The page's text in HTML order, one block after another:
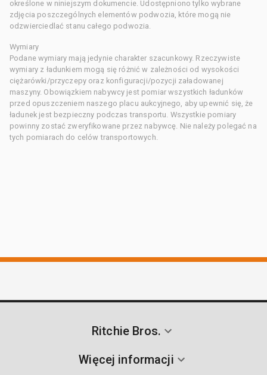
określone w niniejszym dokumencie. Udostępniono tylko wybrane
zdjęcia poszczególnych elementów podwozia, które mogą nie
odzwierciedlać stanu całego podwozia.
Wymiary
Podane wymiary mają jedynie charakter szacunkowy. Rzeczywiste
wymiary z ładunkiem mogą się różnić w zależności od wysokości
ciężarówki/przyczepy oraz konfiguracji/pozycji załadowanej
maszyny. Obowiązkiem nabywcy jest pomiar wszystkich ładunków
przed opuszczeniem naszego placu aukcyjnego, aby upewnić się, że
ładunek jest bezpieczny podczas transportu. Wszystkie pomiary
powinny zostać zweryfikowane przez nabywcę. Nie należy polegać na
tych pomiarach do celów transportowych.
Ritchie Bros.
Więcej informacji